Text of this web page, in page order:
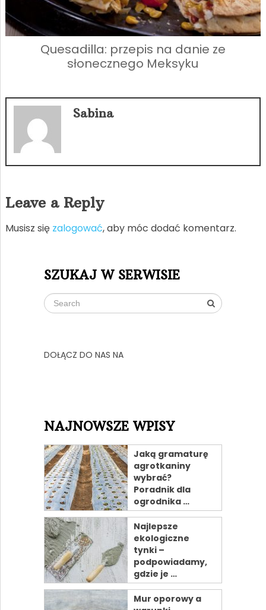
Quesadilla: przepis na danie ze
słonecznego Meksyku
Sabina
Leave a Reply
Musisz się zalogować, aby móc dodać komentarz.
SZUKAJ W SERWISIE
DOŁĄCZ DO NAS NA
NAJNOWSZE WPISY
Jaką gramaturę
agrotkaniny
wybrać?
Poradnik dla
ogrodnika …
Najlepsze
ekologiczne
tynki –
podpowiadamy,
gdzie je …
Mur oporowy a